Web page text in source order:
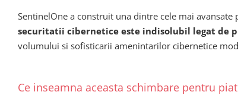
SentinelOne a construit una dintre cele mai
securitatii cibernetice este indisolubil legat de
volumului si sofisticarii amenintarilor cibernetice
Ce inseamna aceasta schimbare pentru